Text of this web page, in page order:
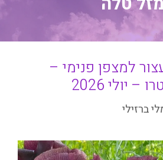
למצפן פנימי –
יולי 2026
ברזילי